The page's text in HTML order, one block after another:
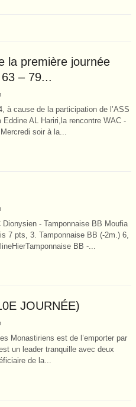
la première journée
– 79...
à cause de la participation de l’ASS
AL Hariri,la rencontre WAC -
soir à la...
Dionysien - Tamponnaise BB Moufia
7 pts, 3. Tamponnaise BB (-2m.) 6,
BB -...
JOURNÉE)
Monastiriens est de l’emporter par
un leader tranquille avec deux
de la...